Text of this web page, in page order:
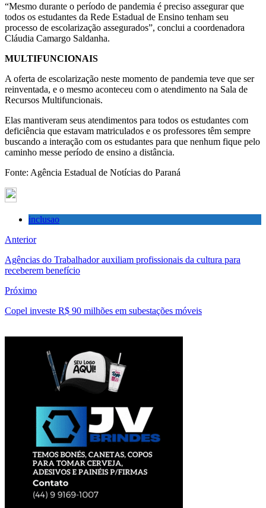
“Mesmo durante o período de pandemia é preciso assegurar que
todos os estudantes da Rede Estadual de Ensino tenham seu
processo de escolarização assegurados”, conclui a coordenadora
Cláudia Camargo Saldanha.
MULTIFUNCIONAIS
A oferta de escolarização neste momento de pandemia teve que ser
reinventada, e o mesmo aconteceu com o atendimento na Sala de
Recursos Multifuncionais.
Elas mantiveram seus atendimentos para todos os estudantes com
deficiência que estavam matriculados e os professores têm sempre
buscando a interação com os estudantes para que nenhum fique pelo
caminho messe período de ensino a distância.
Fonte: Agência Estadual de Notícias do Paraná
inclusao
Anterior
Agências do Trabalhador auxiliam profissionais da cultura para
receberem benefício
Próximo
Copel investe R$ 90 milhões em subestações móveis